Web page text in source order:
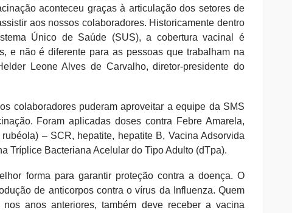
aconteceu graças à articulação dos setores de
aos nossos colaboradores. Historicamente dentro
Único de Saúde (SUS), a cobertura vacinal é
e não é diferente para as pessoas que trabalham na
Leone Alves de Carvalho, diretor-presidente do
colaboradores puderam aproveitar a equipe da SMS
Foram aplicadas doses contra Febre Amarela,
– SCR, hepatite, hepatite B, Vacina Adsorvida
Tríplice Bacteriana Acelular do Tipo Adulto (dTpa).
forma para garantir proteção contra a doença. O
de anticorpos contra o vírus da Influenza. Quem
anos anteriores, também deve receber a vacina